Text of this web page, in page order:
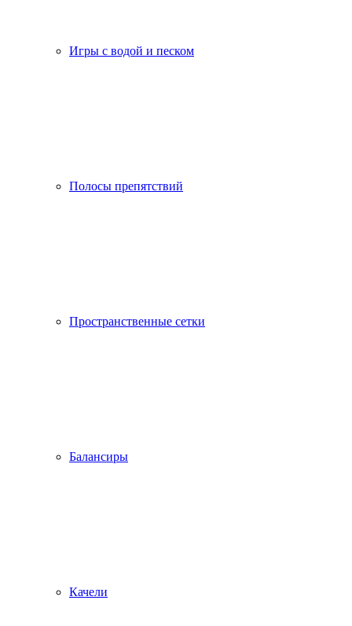
Игры с водой и песком
Полосы препятствий
Пространственные сетки
Балансиры
Качели